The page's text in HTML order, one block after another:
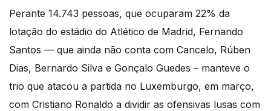
Perante 14.743 pessoas, que ocuparam 22% da
lotação do estádio do Atlético de Madrid, Fernando
Santos — que ainda não conta com Cancelo, Rúben
Dias, Bernardo Silva e Gonçalo Guedes – manteve o
trio que atacou a partida no Luxemburgo, em março,
com Cristiano Ronaldo a dividir as ofensivas lusas com